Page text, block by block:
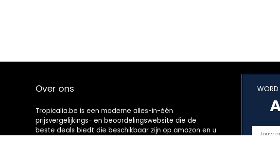
Over ons
Tropicalia.be is een moderne alles-in-één
prijsvergelijkings- en beoordelingswebsite die de
beste deals biedt die beschikbaar zijn op amazon en u
WORD